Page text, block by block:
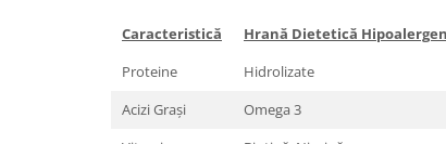
Caracteristică Hrană Dietetică
Proteine
Hidrolizate
Acizi Grași
Omega 3